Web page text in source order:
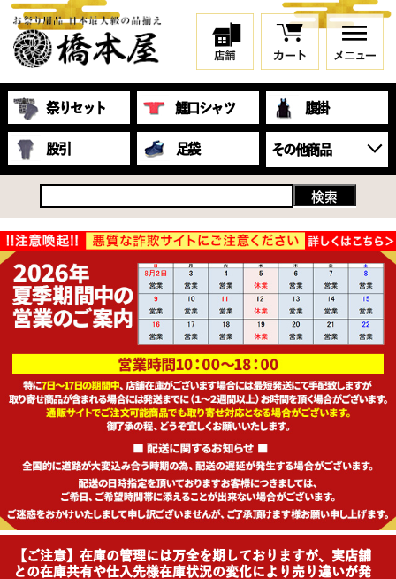
祭りセット 鯉口シャツ 腹掛
股引 足袋 その他商品
【ご注意】在庫の管理には万全を期しておりますが、実店舗
との在庫共有や仕入先様在庫状況の変化により売り違いが発